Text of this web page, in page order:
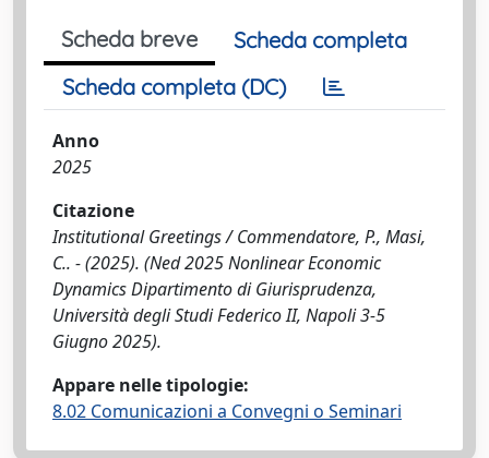
Scheda breve
Scheda completa
Scheda completa (DC)
Anno
2025
Citazione
Institutional Greetings / Commendatore, P., Masi,
C.. - (2025). (Ned 2025 Nonlinear Economic
Dynamics Dipartimento di Giurisprudenza,
Università degli Studi Federico II, Napoli 3-5
Giugno 2025).
Appare nelle tipologie:
8.02 Comunicazioni a Convegni o Seminari